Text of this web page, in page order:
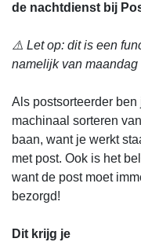
de nachtdienst bij
⚠️ Let op: dit is een
namelijk van maandag
Als postsorteerder
machinaal sorteren
baan, want je werkt
met post. Ook is het
want de post moet
bezorgd!
Dit krijg je